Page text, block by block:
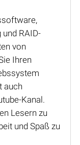
RAID-
von
Ihren
auch
Kanal.
Lesern zu
und Spaß zu